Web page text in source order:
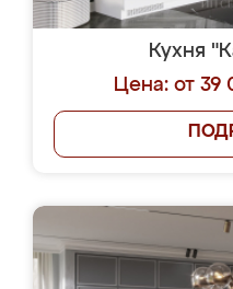
Кухня
Цена: от 39